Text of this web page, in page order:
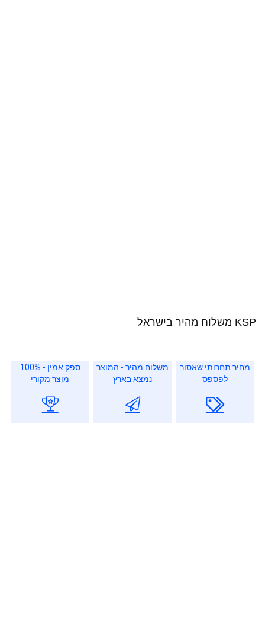
KSP משלוח מהיר בישראל
מחיר תחרותי שאסור
לפספס
משלוח מהיר - המוצר
נמצא בארץ
ספק אמין - 100%
מוצר מקורי